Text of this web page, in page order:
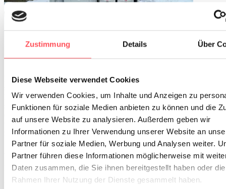
Zustimmung Details Über
Diese Webseite verwendet Cookies
Wir verwenden Cookies, um Inhalte und Anzeigen zu
Funktionen für soziale Medien anbieten zu können und die
auf unsere Website zu analysieren. Außerdem geben wir
Informationen zu Ihrer Verwendung unserer Website an
Partner für soziale Medien, Werbung und Analysen weiter.
Partner führen diese Informationen möglicherweise mit
Daten zusammen, die Sie ihnen bereitgestellt haben oder
Rahmen Ihrer Nutzung der Dienste gesammelt haben.
Vorteile: Kosteneinsparung, Unabhängigkeit und CO2-Reduktion
Die Entscheidung, auf eine PV-Anlage mit Batteriespeicher zu
Energieerzeugung Kosteneinsparungen und Unabhängigkeit von
steigenden Strompreisen. Zum anderen trägt sie durch die Nutzung
erneuerbarer Energie aktiv zur Reduktion von CO2-Emissionen bei
und leistet einen wichtigen Beitrag zum Klimaschutz. Diese
nachhaltige Lösung ist nicht nur eine Investition in die Zukunft des
Standorts, sondern auch ein langfristiger Schritt hin zu mehr
Autarkie und Effizienz.
Effizientes Energiemanagement und Optimierung der Energieflüsse
Um die Nutzung der erzeugten Energie weiter zu optimieren,